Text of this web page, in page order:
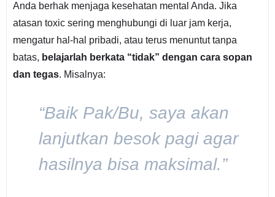
Anda berhak menjaga kesehatan mental Anda. Jika
atasan toxic sering menghubungi di luar jam kerja,
mengatur hal-hal pribadi, atau terus menuntut tanpa
batas, belajarlah berkata “tidak” dengan cara sopan
dan tegas. Misalnya:
“Baik Pak/Bu, saya akan
lanjutkan besok pagi agar
hasilnya bisa maksimal.”